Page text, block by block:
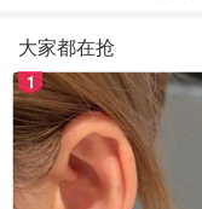
大家都在抢
1